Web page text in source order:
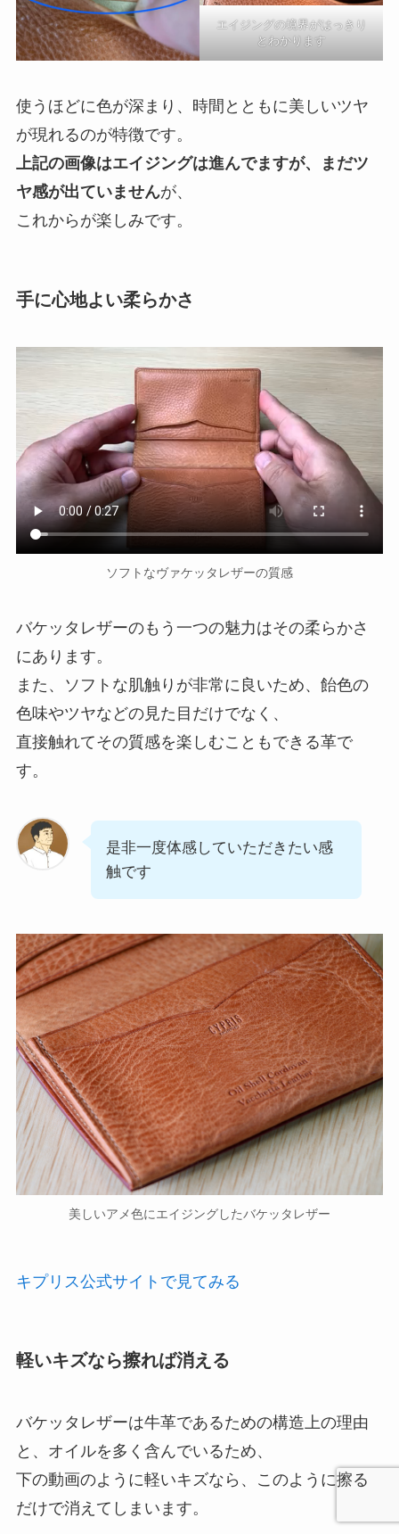
エイジングの境界がはっきり
とわかります
使うほどに色が深まり、時間とともに美しいツヤ
が現れるのが特徴です。
上記の画像はエイジングは進んでますが、まだツ
ヤ感が出ていませんが、
これからが楽しみです。
手に心地よい柔らかさ
ソフトなヴァケッタレザーの質感
バケッタレザーのもう一つの魅力はその柔らかさ
にあります。
また、ソフトな肌触りが非常に良いため、飴色の
色味やツヤなどの見た目だけでなく、
直接触れてその質感を楽しむこともできる革で
す。
是非一度体感していただきたい感
触です
美しいアメ色にエイジングしたバケッタレザー
キプリス公式サイトで見てみる
軽いキズなら擦れば消える
バケッタレザーは牛革であるための構造上の理由
と、オイルを多く含んでいるため、
下の動画のように軽いキズなら、このように擦る
だけで消えてしまいます。